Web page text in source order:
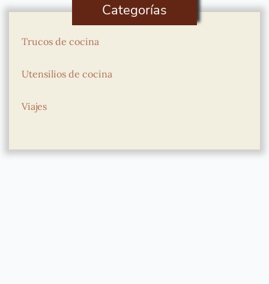
Categorías
Trucos de cocina
Utensilios de cocina
Viajes